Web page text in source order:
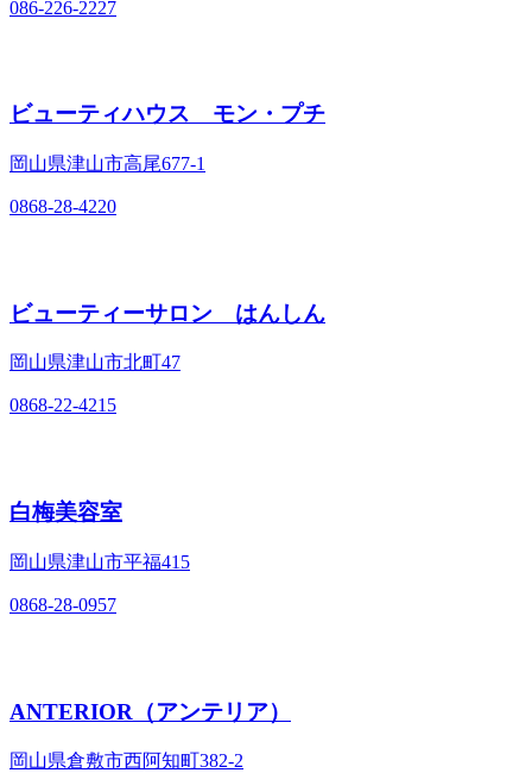
086-226-2227
ビューティハウス モン・プチ
岡山県津山市高尾677‐1
0868-28-4220
ビューティーサロン はんしん
岡山県津山市北町47
0868-22-4215
白梅美容室
岡山県津山市平福415
0868-28-0957
ANTERIOR（アンテリア）
岡山県倉敷市西阿知町382‐2